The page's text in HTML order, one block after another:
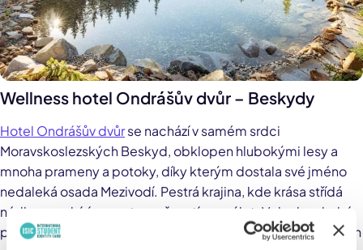
Wellness hotel Ondrášův dvůr – Beskydy
Hotel Ondrášův dvůrse nachází v samém srdci
Moravskoslezských Beskyd, obklopen hlubokými lesy a
mnoha prameny a potoky, díky kterým dostala své jméno
nedaleká osada Mezivodí. Pestrá krajina, kde krása střídá
nádheru, nabízí spoustu možností pro výlet. V duchu okolní
přírody je vytvořen i celý hotelový komplex, který je protkán